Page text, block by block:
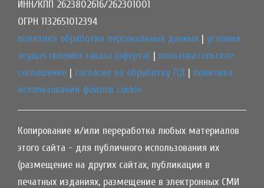
ИНН/КПП 2623802616/262301001
ОГРН 1132651012394
политика обработки персональных данных | условия
осуществления заказа (оферта) | пользовательское
соглашение | согласие на обработку ПД | политика
использования файлов cookie
Копирование и/или переработка любых материалов
этого сайта - для публичного использования их
(размещение на других сайтах, публикации в
печатных изданиях, размещение в электронных СМИ